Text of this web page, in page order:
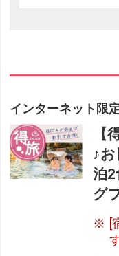
インターネット限
【
♪
泊2
グ
[